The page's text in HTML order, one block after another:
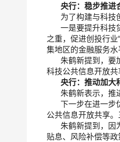
央行：稳步推进
为了构建与科技创
一是要提升科技贷
之重，促进创投行
集地区的金融服务水
朱鹤新提到，要加
科技公共信息开放
央行：推动加大
朱鹤新表示，推进
下一步在进一步优
公共信息开放共享
朱鹤新提到，因为
贴息、风险补偿等